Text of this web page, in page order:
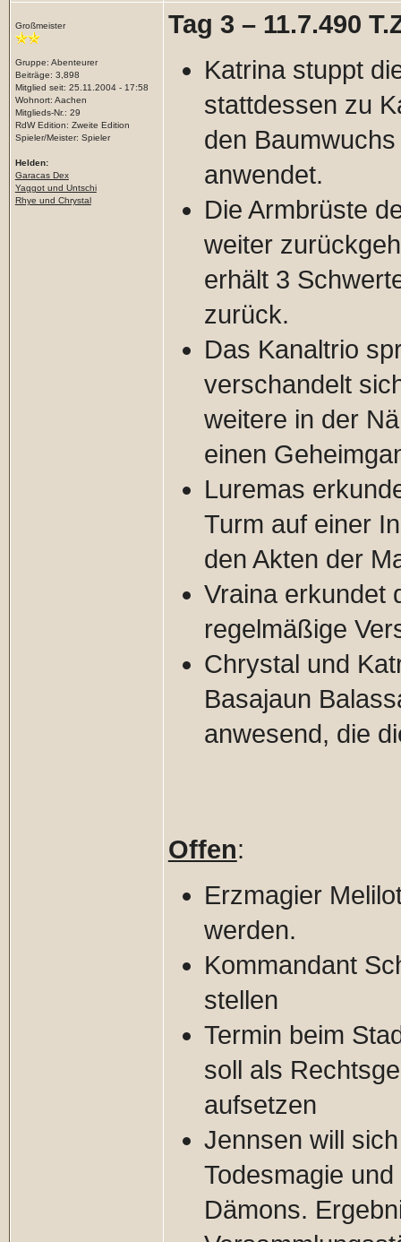
Großmeister
Gruppe: Abenteurer
Beiträge: 3,898
Mitglied seit: 25.11.2004 - 17:58
Wohnort: Aachen
Mitglieds-Nr.: 29
RdW Edition: Zweite Edition
Spieler/Meister: Spieler
Helden:
Garacas Dex
Yaggot und Untschi
Rhye und Chrystal
Tag 3 – 11.7.490
Katrina stuppt
stattdessen zu
den
anwendet.
Die Armbrüste
weiter
erhält 3
zurück.
Das Kanaltrio
verschandelt
weitere in der
einen
Luremas
Turm auf einer
den Akten der
Vraina erkundet
regelmäßige
Chrystal und
Basajaun
anwesend, die
Offen:
Erzmagier
werden.
Kommandant
stellen
Termin beim
soll als
aufsetzen
Jennsen will
Todesmagie
Dämons.